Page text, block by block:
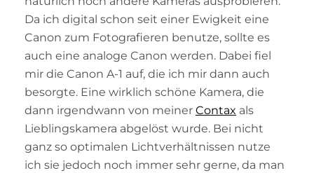
Da ich digital schon seit einer Ewigkeit eine
Canon zum Fotografieren benutze, sollte es
auch eine analoge Canon werden. Dabei fiel
mir die Canon A-1 auf, die ich mir dann auch
besorgte. Eine wirklich schöne Kamera, die
dann irgendwann von meiner Contax als
Lieblingskamera abgelöst wurde. Bei nicht
ganz so optimalen Lichtverhältnissen nutze
ich sie jedoch noch immer sehr gerne, da man